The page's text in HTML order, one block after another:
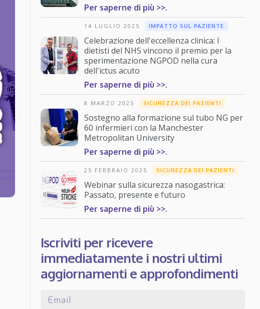
Per saperne di più >>.
14 LUGLIO 2025 IMPATTO SUL PAZIENTE
Celebrazione dell'eccellenza clinica: I
dietisti del NHS vincono il premio per la
sperimentazione NGPOD nella cura
dell'ictus acuto
Per saperne di più >>.
8 MARZO 2025 SICUREZZA DEI PAZIENTI
Sostegno alla formazione sul tubo NG per
60 infermieri con la Manchester
Metropolitan University
Per saperne di più >>.
25 FEBBRAIO 2025 SICUREZZA DEI PAZIENTI
Webinar sulla sicurezza nasogastrica:
Passato, presente e futuro
Per saperne di più >>.
Iscriviti per ricevere
immediatamente i nostri ultimi
aggiornamenti e approfondimenti